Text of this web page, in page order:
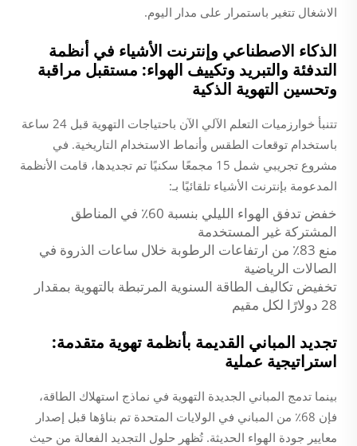
الاشغال تتغير باستمرار على مدار اليوم.
الذكاء الاصطناعي وإنترنت الأشياء في أنظمة
التدفئة والتبريد وتكييف الهواء: مستقبل مراقبة
وتحسين التهوية الذكية
تتنبأ خوارزميات التعلم الآلي الآن باحتياجات التهوية قبل 24 ساعة
باستخدام توقعات الطقس وأنماط الاستخدام التاريخية. في
مشروع تجريبي شمل 15 مجمعًا سكنيًا تم تجديدها، قامت الأنظمة
المدعومة بإنترنت الأشياء تلقائيًا بـ:
خفض تدفق الهواء الليلي بنسبة 60٪ في المناطق
المشتركة غير المستخدمة
منع 83٪ من ارتفاعات الرطوبة خلال ساعات الذروة في
الصالات الرياضية
تخفيض تكاليف الطاقة السنوية المرتبطة بالتهوية بمقدار
28 دولارًا لكل مقيم
تجديد المباني القديمة بأنظمة تهوية متقدمة:
استراتيجية عملية
بينما تدمج المباني الجديدة التهوية في نماذج استهلاك الطاقة،
فإن 68٪ من المباني في الولايات المتحدة تم بناؤها قبل إصدار
معايير جودة الهواء الحديثة. تُظهر حلول التجديد الفعالة من حيث